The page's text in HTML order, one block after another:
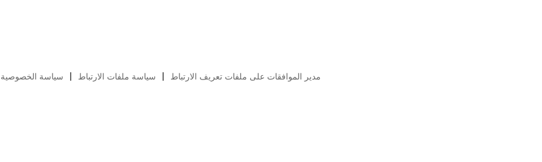
سياسة الخصوصية سياسة ملفات الارتباط مدير الموافقات على ملفات تعريف الارتباط